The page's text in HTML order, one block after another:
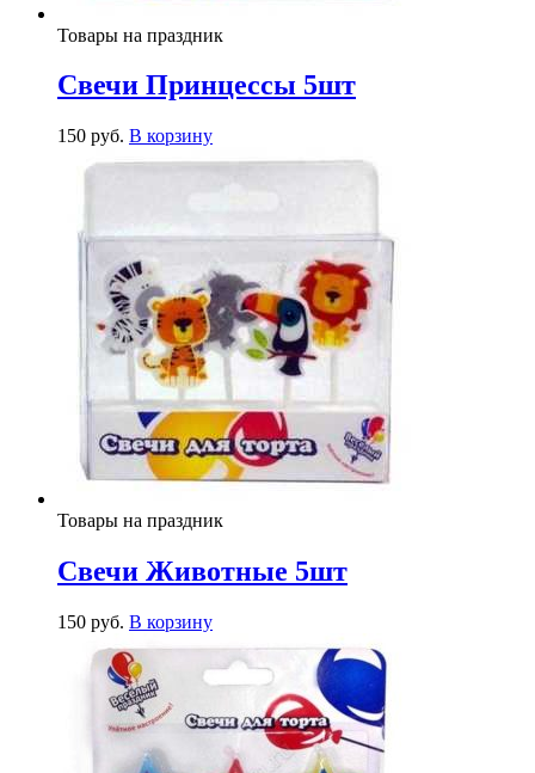
Товары на праздник
Свечи Принцессы 5шт
150 руб. В корзину
Товары на праздник
Свечи Животные 5шт
150 руб. В корзину